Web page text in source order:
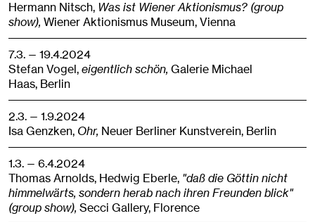
Hermann Nitsch, Was ist Wiener Aktionismus? (group
show), Wiener Aktionismus Museum,Vienna
7.3. — 19.4.2024
Stefan Vogel,eigentlich schön, Galerie Michael
Haas, Berlin
2.3. — 1.9.2024
Isa Genzken, Ohr, Neuer Berliner Kunstverein, Berlin
1.3. — 6.4.2024
Thomas Arnolds, Hedwig Eberle, "daß die Göttin nicht
himmelwärts, sondern herab nach ihren Freunden blick"
(group show), Secci Gallery, Florence